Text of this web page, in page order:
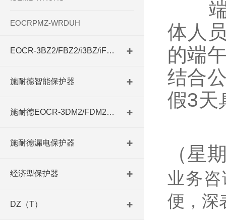
EOCRPMZ-WRDUH
EOCR-3BZ2/FBZ2/i3BZ/iFBZ
施耐德智能保护器
施耐德EOCR-3DM2/FDM2系列
施耐德漏电保护器
经济型保护器
DZ（T）
端
体人
的端
结合
假3天
（星
业务
便，深